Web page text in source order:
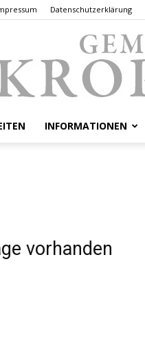
Datenschutzerklärung
INFORMATIONEN
vorhanden